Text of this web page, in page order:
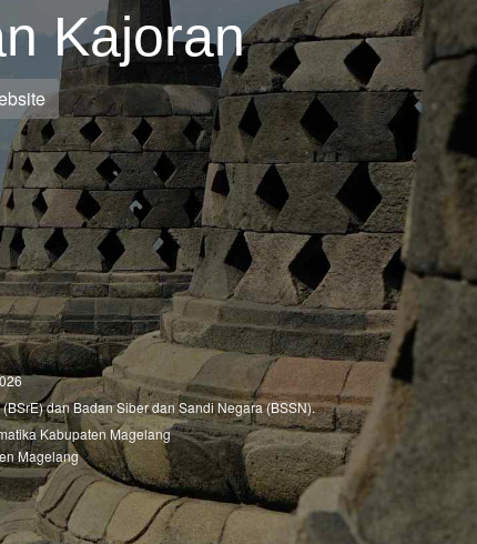
Kajoran
(BSrE)danBadan Siber dan Sandi Negara (BSSN).
Kabupaten Magelang
Magelang